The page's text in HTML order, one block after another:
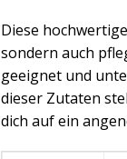
Diese
sondern auch
geeignet und
dieser Zutaten
dich auf ein